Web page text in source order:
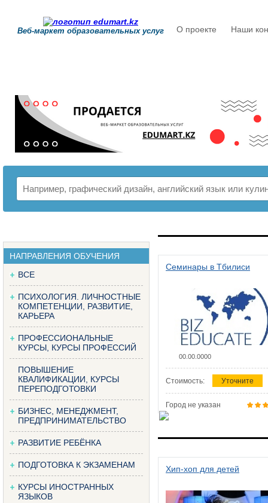
Веб-маркет образовательных услуг О проекте Наши
НАПРАВЛЕНИЯ ОБУЧЕНИЯ
ВСЕ
ПСИХОЛОГИЯ. ЛИЧНОСТНЫЕ
КОМПЕТЕНЦИИ, РАЗВИТИЕ,
КАРЬЕРА
ПРОФЕССИОНАЛЬНЫЕ
КУРСЫ, КУРСЫ ПРОФЕССИЙ
ПОВЫШЕНИЕ
КВАЛИФИКАЦИИ, КУРСЫ
ПЕРЕПОДГОТОВКИ
БИЗНЕС, МЕНЕДЖМЕНТ,
ПРЕДПРИНИМАТЕЛЬСТВО
РАЗВИТИЕ РЕБЁНКА
ПОДГОТОВКА К ЭКЗАМЕНАМ
КУРСЫ ИНОСТРАННЫХ
ЯЗЫКОВ
Семинары в Тбилиси
00.00.0000
Стоимость: Уточните
Город не указан
Хип-хоп для детей